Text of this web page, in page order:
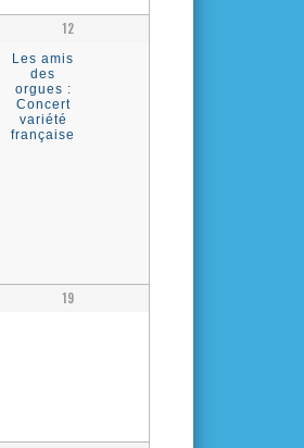
12
Les amis
des
orgues :
Concert
variété
française
19